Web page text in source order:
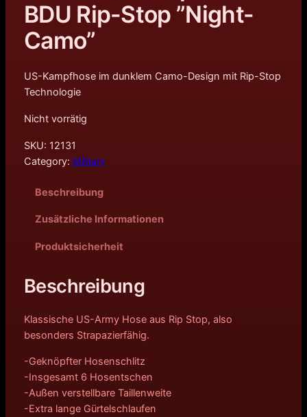
BDU Rip-Stop ”Night-
Camo”
US-Kampfhose im dunklem Camo-Design mit Rip-Stop
Technologie
Nicht vorrätig
SKU: 12131
Category: Military
Beschreibung
Zusätzliche Informationen
Produktsicherheit
Beschreibung
Klassische US-Army Hose aus Rip Stop, also
besonders Strapazierfähig.
-Geknöpfter Hosenschlitz
-Insgesamt 6 Hosentschen
-Außen verstellbare Taillenweite
-Extra lange Gürtelschlaufen